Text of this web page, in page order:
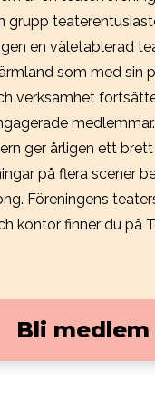
grupp
en väletablerad
som med sin
verksamhet
medlemmar.
ger årligen ett
på flera scener
Föreningens
kontor finner du på
Bli medlem